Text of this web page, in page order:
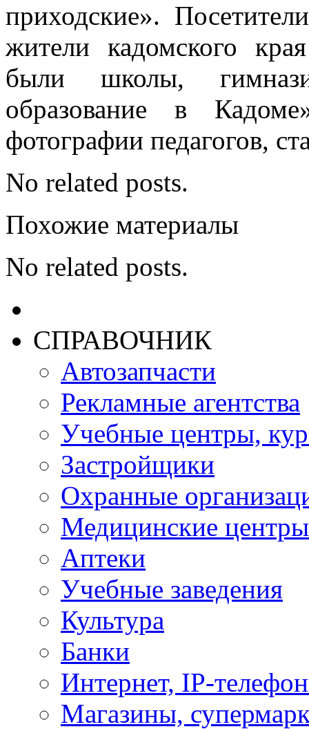
приходские».
жители кадомского
были школы,
образование в
фотографии педагогов,
No related posts.
Похожие материалы
No related posts.
СПРАВОЧНИК
Автозапчасти
Рекламные агентства
Учебные центры,
Застройщики
Охранные
Медицинские центры
Аптеки
Учебные заведения
Культура
Банки
Интернет, IP-
Магазины,